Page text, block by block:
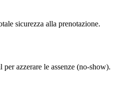
sicurezza alla prenotazione.
azzerare le assenze (no-show).